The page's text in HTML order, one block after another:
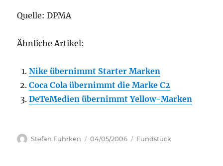
Quelle: DPMA
Ähnliche Artikel:
Nike übernimmt Starter Marken
Coca Cola übernimmt die Marke C2
DeTeMedien übernimmt Yellow-Marken
Author
Stefan Fuhrken
Posted
04/05/2006 Categories
Fundstück